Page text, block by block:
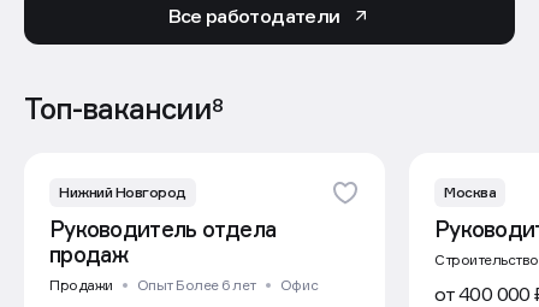
Все работодатели
Топ-вакансии8
Нижний Новгород
Руководитель отдела продаж
Продажи
з/п не указана